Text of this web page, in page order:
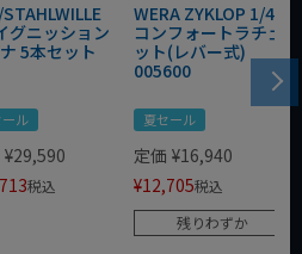
グニッション
5本セット
ル
¥29,590
税込
WERA ZYKLOP 1/4"
コンフォートラチェ
ット(レバー式)
005600
夏セール
定価 ¥16,940
¥12,705税込
残りわずか